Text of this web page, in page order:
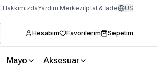
HakkımızdaYardım Merkeziİptal & İade US
Hesabım Favorilerim Sepetim
Mayo Aksesuar